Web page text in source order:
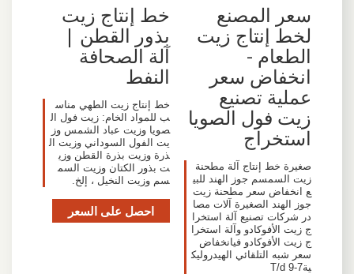
سعر المصنع
لخط إنتاج زيت
الطعام -
انخفاض سعر
عملية تصنيع
زيت فول الصويا
استخراج
صغيرة خط إنتاج آلة مطحنة
زيت السمسم جوز الهند للبي
ع انخفاض سعر مطحنة زيت
جوز الهند الصغيرة آلات مصا
در شركات تصنيع آلة استخرا
ج زيت الأفوكادو وآلة استخرا
ج زيت الأفوكادو فيانخفاض
سعر شبه التلقائي الهيدروليك
ية7-9 T/d
خط إنتاج زيت
بذور القطن |
آلة الصحافة
النفط
خط إنتاج زيت الطهي مناس
ب للمواد الخام: زيت فول ال
صويا وزيت عباد الشمس وز
يت الفول السوداني وزيت ال
ذرة وزيت بذرة القطن وزي
ت بذور الكتان وزيت السم
سم وزيت النخيل ، إلخ.
احصل على السعر